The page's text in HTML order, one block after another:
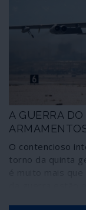
A GUERRA
O contencioso
torno da quinta